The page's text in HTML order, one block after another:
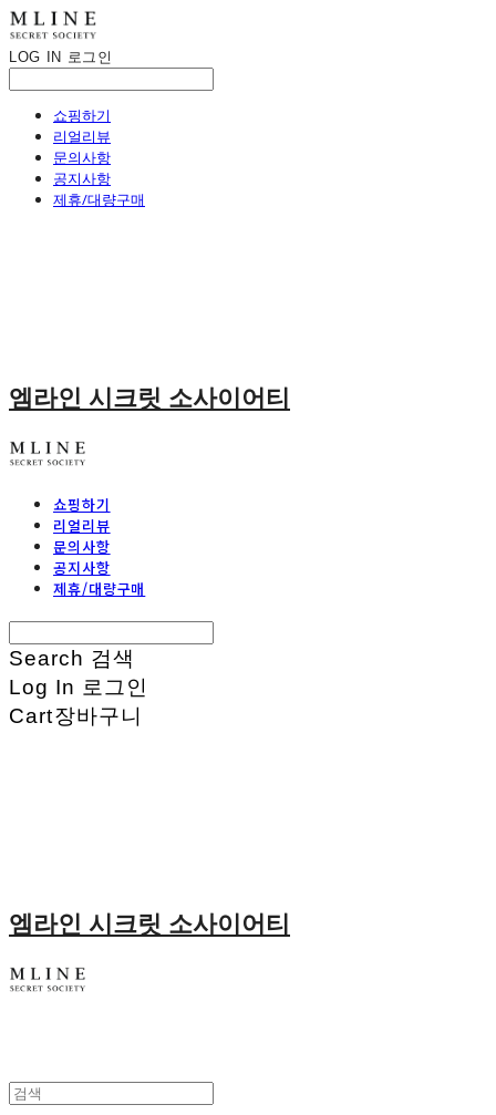
LOG IN 로그인
쇼핑하기
리얼리뷰
문의사항
공지사항
제휴/대량구매
엠라인 시크릿 소사이어티
쇼핑하기
리얼리뷰
문의사항
공지사항
제휴/대량구매
Search 검색
Log In 로그인
Cart장바구니
엠라인 시크릿 소사이어티